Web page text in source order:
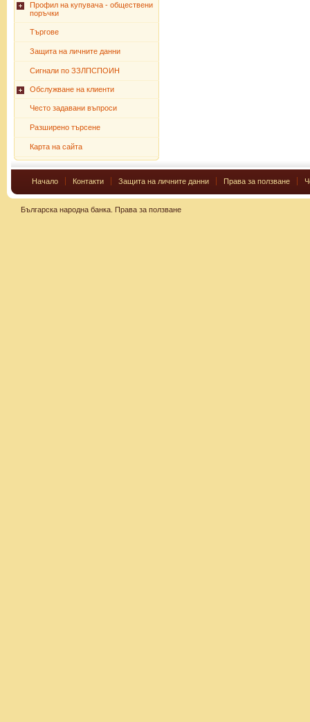
Профил на купувача - обществени
поръчки
Търгове
Защита на личните данни
Сигнали по ЗЗЛПСПОИН
Обслужване на клиенти
Често задавани въпроси
Разширено търсене
Карта на сайта
Начало Контакти Защита на личните данни Права за ползване
Българска народна банка. Права за ползване